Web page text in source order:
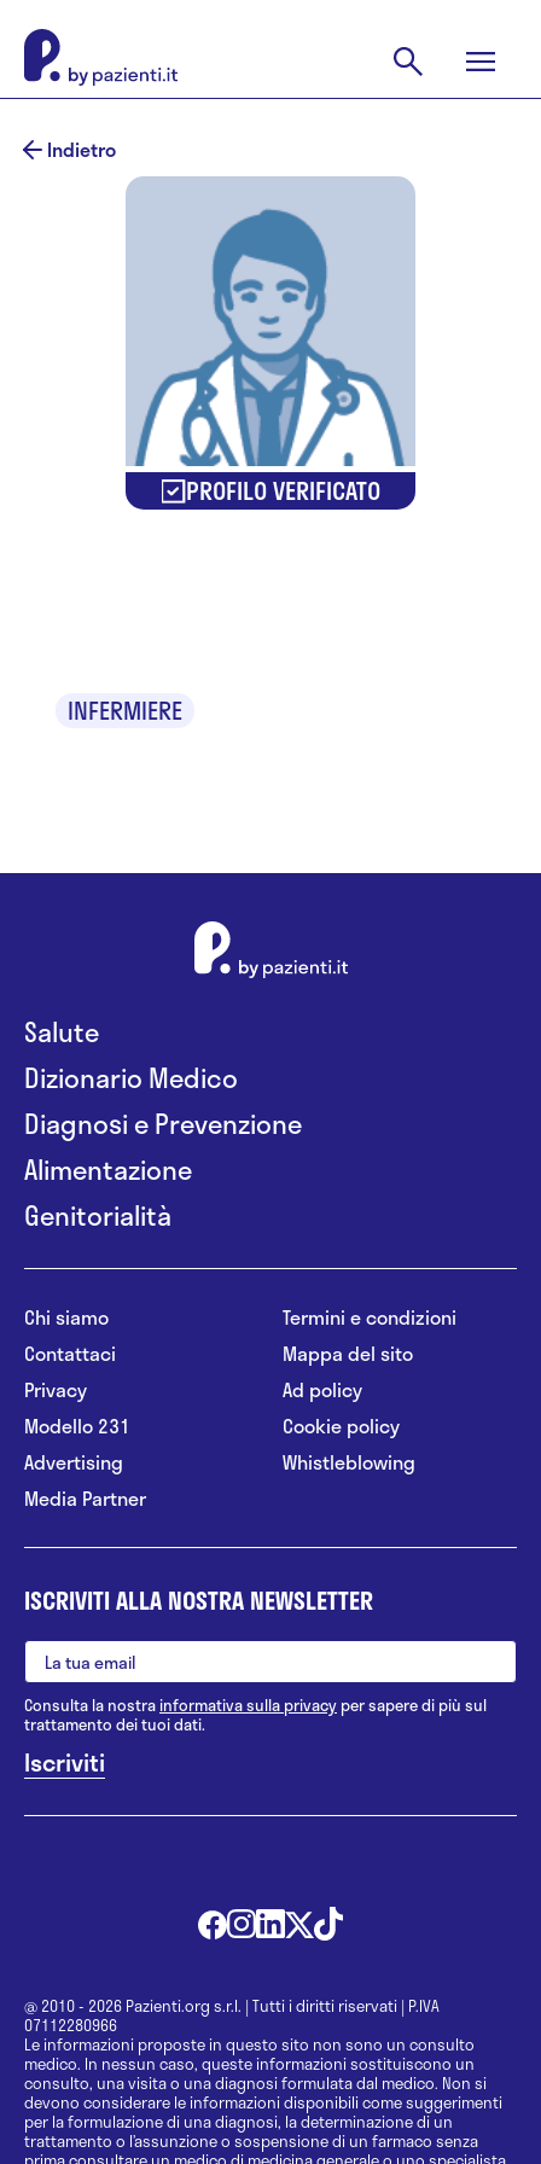
Indietro
PROFILO VERIFICATO
INFERMIERE
Salute
Dizionario Medico
Diagnosi e Prevenzione
Alimentazione
Genitorialità
Chi siamo
Contattaci
Privacy
Modello 231
Advertising
Media Partner
Termini e condizioni
Mappa del sito
Ad policy
Cookie policy
Whistleblowing
ISCRIVITI ALLA NOSTRA NEWSLETTER
Consulta la nostrainformativa sulla privacy per sapere di più sul
trattamento dei tuoi dati.
@ 2010 - 2026 Pazienti.org s.r.l. | Tutti i diritti riservati | P.IVA
07112280966
Le informazioni proposte in questo sito non sono un consulto
medico. In nessun caso, queste informazioni sostituiscono un
consulto, una visita o una diagnosi formulata dal medico. Non si
devono considerare le informazioni disponibili come suggerimenti
per la formulazione di una diagnosi, la determinazione di un
trattamento o l’assunzione o sospensione di un farmaco senza